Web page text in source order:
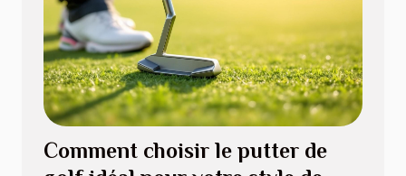
Comment choisir le putter de